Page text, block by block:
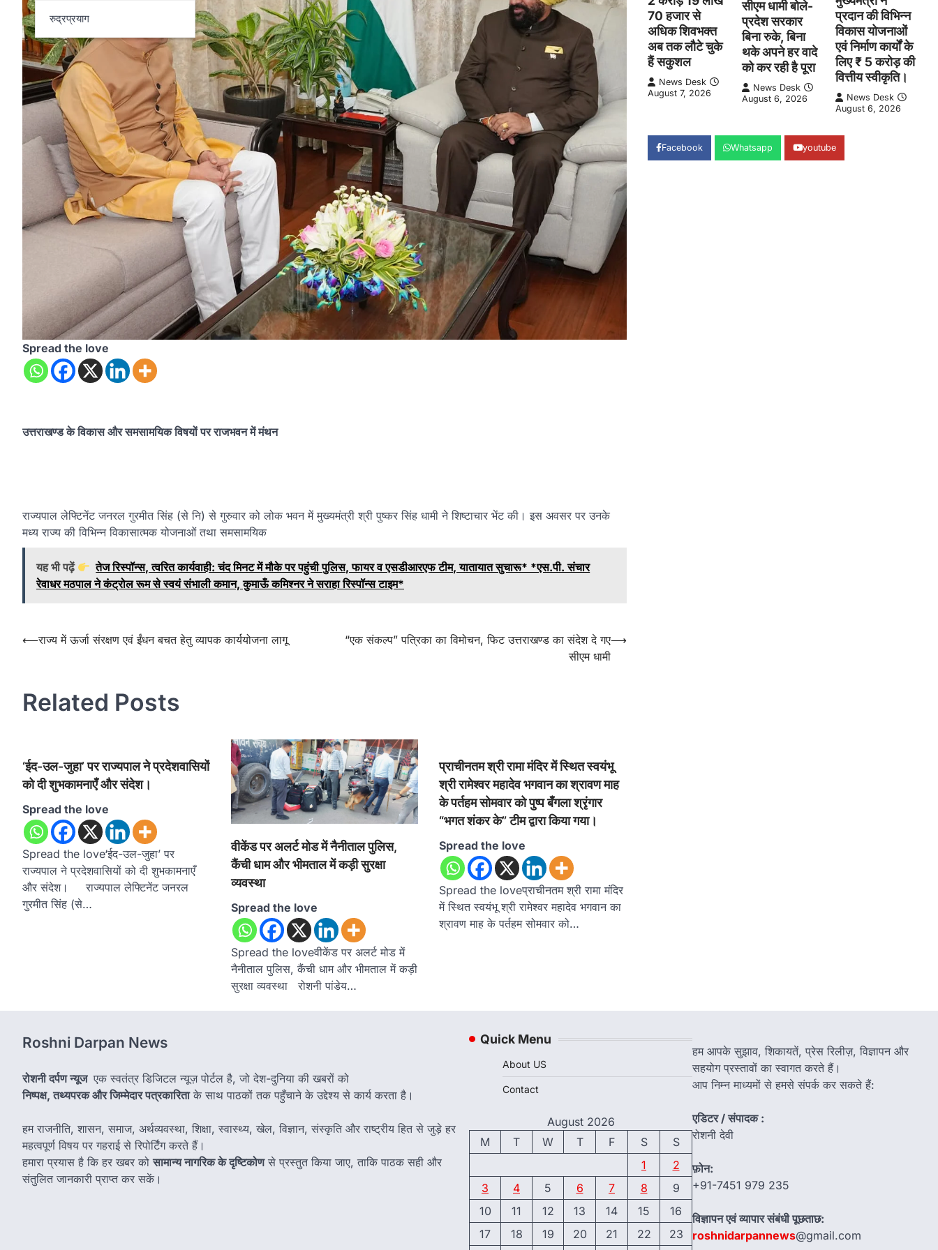
रुद्रप्रयाग
Spread the love
उत्तराखण्ड के विकास और समसामयिक विषयों पर राजभवन में मंथन
राज्यपाल लेफ्टिनेंट जनरल गुरमीत सिंह (से नि) से गुरुवार को लोक भवन में मुख्यमंत्री श्री पुष्कर सिंह धामी ने शिष्टाचार भेंट की। इस अवसर पर उनके
मध्य राज्य की विभिन्न विकासात्मक योजनाओं तथा समसामयिक
यह भी पढ़ें
तेज रिस्पॉन्स, त्वरित कार्यवाही: चंद मिनट में मौके पर पहुंची पुलिस, फायर व एसडीआरएफ टीम, यातायात सुचारू* *एस.पी. संचार
रेवाधर मठपाल ने कंट्रोल रूम से स्वयं संभाली कमान, कुमाऊँ कमिश्नर ने सराहा रिस्पॉन्स टाइम*
Post
⟵राज्य में ऊर्जा संरक्षण एवं ईंधन बचत हेतु व्यापक कार्ययोजना लागू
“एक संकल्प” पत्रिका का विमोचन, फिट उत्तराखण्ड का संदेश दे गए
सीएम धामी
⟶
Related Posts
‘ईद-उल-जुहा’ पर राज्यपाल ने प्रदेशवासियों
को दी शुभकामनाएँ और संदेश।
Spread the love
Spread the love‘ईद-उल-जुहा’ पर
राज्यपाल ने प्रदेशवासियों को दी शुभकामनाएँ
और संदेश। राज्यपाल लेफ्टिनेंट जनरल
गुरमीत सिंह (से…
वीकेंड पर अलर्ट मोड में नैनीताल पुलिस,
कैंची धाम और भीमताल में कड़ी सुरक्षा
व्यवस्था
Spread the love
Spread the loveवीकेंड पर अलर्ट मोड में
नैनीताल पुलिस, कैंची धाम और भीमताल में कड़ी
सुरक्षा व्यवस्था रोशनी पांडेय…
प्राचीनतम श्री रामा मंदिर में स्थित स्वयंभू
श्री रामेश्वर महादेव भगवान का श्रावण माह
के पर्तहम सोमवार को पुष्प बँगला श्रृंगार
“भगत शंकर के” टीम द्वारा किया गया।
Spread the love
Spread the loveप्राचीनतम श्री रामा मंदिर
में स्थित स्वयंभू श्री रामेश्वर महादेव भगवान का
श्रावण माह के पर्तहम सोमवार को…
70 हजार से
अधिक शिवभक्त
अब तक लौटे चुके
हैं सकुशल
News Desk
August 7, 2026
सीएम धामी बोले-
प्रदेश सरकार
बिना रुके, बिना
थके अपने हर वादे
को कर रही है पूरा
News Desk
August 6, 2026
प्रदान की विभिन्न
विकास योजनाओं
एवं निर्माण कार्यों के
लिए ₹ 5 करोड़ की
वित्तीय स्वीकृति।
News Desk
August 6, 2026
Facebook Whatsapp youtube
Roshni Darpan News
रोशनी दर्पण न्यूज एक स्वतंत्र डिजिटल न्यूज़ पोर्टल है, जो देश-दुनिया की खबरों को
निष्पक्ष, तथ्यपरक और जिम्मेदार पत्रकारिताके साथ पाठकों तक पहुँचाने के उद्देश्य से कार्य करता है।
हम राजनीति, शासन, समाज, अर्थव्यवस्था, शिक्षा, स्वास्थ्य, खेल, विज्ञान, संस्कृति और राष्ट्रीय हित से जुड़े हर
महत्वपूर्ण विषय पर गहराई से रिपोर्टिंग करते हैं।
हमारा प्रयास है कि हर खबर कोसामान्य नागरिक के दृष्टिकोणसे प्रस्तुत किया जाए, ताकि पाठक सही और
संतुलित जानकारी प्राप्त कर सकें।
Quick Menu
About US
Contact
August 2026
M
T W T F S
S
1
2
3
4 5 6 7 8
9
10
11 12 13 14 15
16
17
18 19 20 21 22 23
हम आपके सुझाव, शिकायतें, प्रेस रिलीज़, विज्ञापन और
सहयोग प्रस्तावों का स्वागत करते हैं।
आप निम्न माध्यमों से हमसे संपर्क कर सकते हैं:
एडिटर / संपादक :
रोशनी देवी
फ़ोन:
+91-7451 979 235
विज्ञापन एवं व्यापार संबंधी पूछताछ:
roshnidarpannews@gmail.com